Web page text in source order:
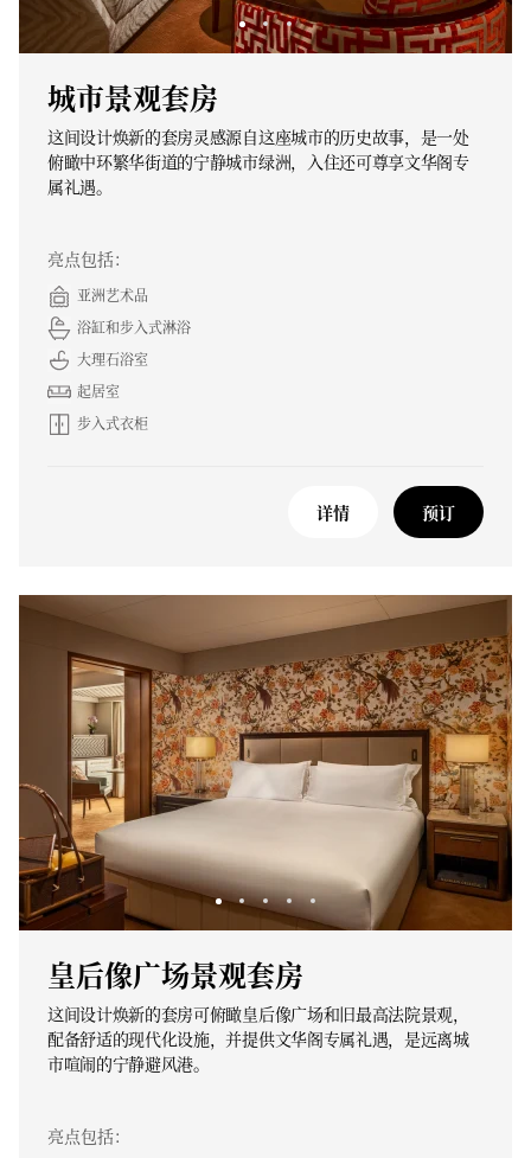
城市景观套房
这间设计焕新的套房灵感源自这座城市的历史故事，是一处
俯瞰中环繁华街道的宁静城市绿洲，入住还可尊享文华阁专
属礼遇。
亮点包括：
亚洲艺术品
浴缸和步入式淋浴
大理石浴室
起居室
步入式衣柜
详情 预订
皇后像广场景观套房
这间设计焕新的套房可俯瞰皇后像广场和旧最高法院景观，
配备舒适的现代化设施，并提供文华阁专属礼遇，是远离城
市喧闹的宁静避风港。
亮点包括：